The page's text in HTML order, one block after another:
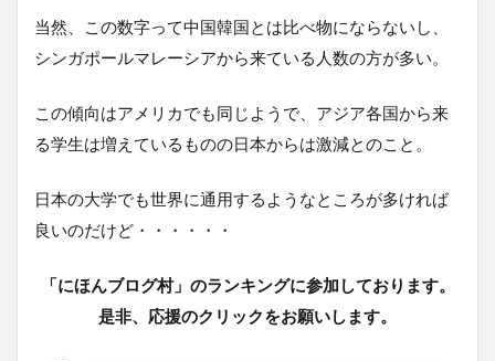
当然、この数字って中国韓国とは比べ物にならないし、
シンガポールマレーシアから来ている人数の方が多い。
この傾向はアメリカでも同じようで、アジア各国から来
る学生は増えているものの日本からは激減とのこと。
日本の大学でも世界に通用するようなところが多ければ
良いのだけど・・・・・・
「にほんブログ村」のランキングに参加しております。
是非、応援のクリックをお願いします。